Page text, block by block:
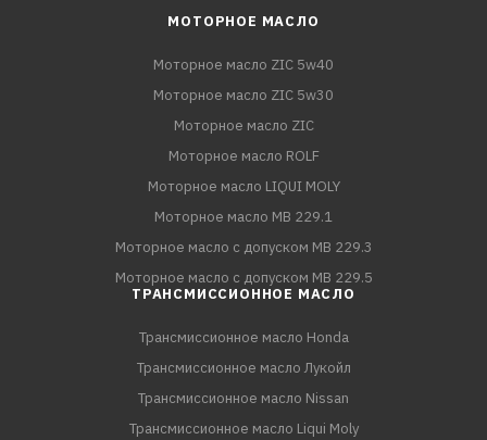
МОТОРНОЕ МАСЛО
Моторное масло ZIC 5w40
Моторное масло ZIC 5w30
Моторное масло ZIC
Моторное масло ROLF
Моторное масло LIQUI MOLY
Моторное масло MB 229.1
Моторное масло с допуском MB 229.3
Моторное масло с допуском MB 229.5
ТРАНСМИССИОННОЕ МАСЛО
Трансмиссионное масло Honda
Трансмиссионное масло Лукойл
Трансмиссионное масло Nissan
Трансмиссионное масло Liqui Moly